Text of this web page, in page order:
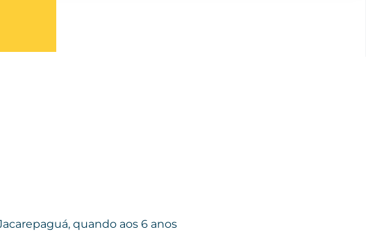
quando aos 6 anos